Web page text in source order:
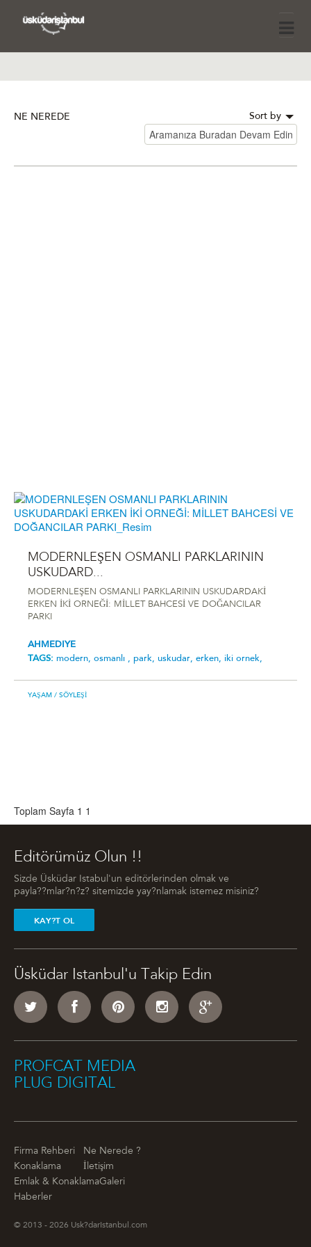
NE NEREDE Sort by
MODERNLEŞEN OSMANLI PARKLARININ
USKUDARD...
MODERNLEŞEN OSMANLI PARKLARININ USKUDARDAKİ
ERKEN İKİ ORNEĞİ: MİLLET BAHCESİ VE DOĞANCILAR
PARKI
AHMEDIYE
TAGS: modern, osmanli , park, uskudar, erken, i̇ki̇ ornek,
YAŞAM / SÖYLEŞI
Toplam Sayfa 1 1
Editörümüz Olun !!
Sizde Üsküdar Istabul'un editörlerinden olmak ve
payla??mlar?n?z? sitemizde yay?nlamak istemez misiniz?
KAY?T OL
Üsküdar Istanbul'u Takip Edin
PROFCAT MEDIA
PLUG DIGITAL
Firma Rehberi
Ne Nerede ?
Konaklama
İletişim
Emlak & KonaklamaGaleri
Haberler
© 2013 - 2026 Usk?darIstanbul.com